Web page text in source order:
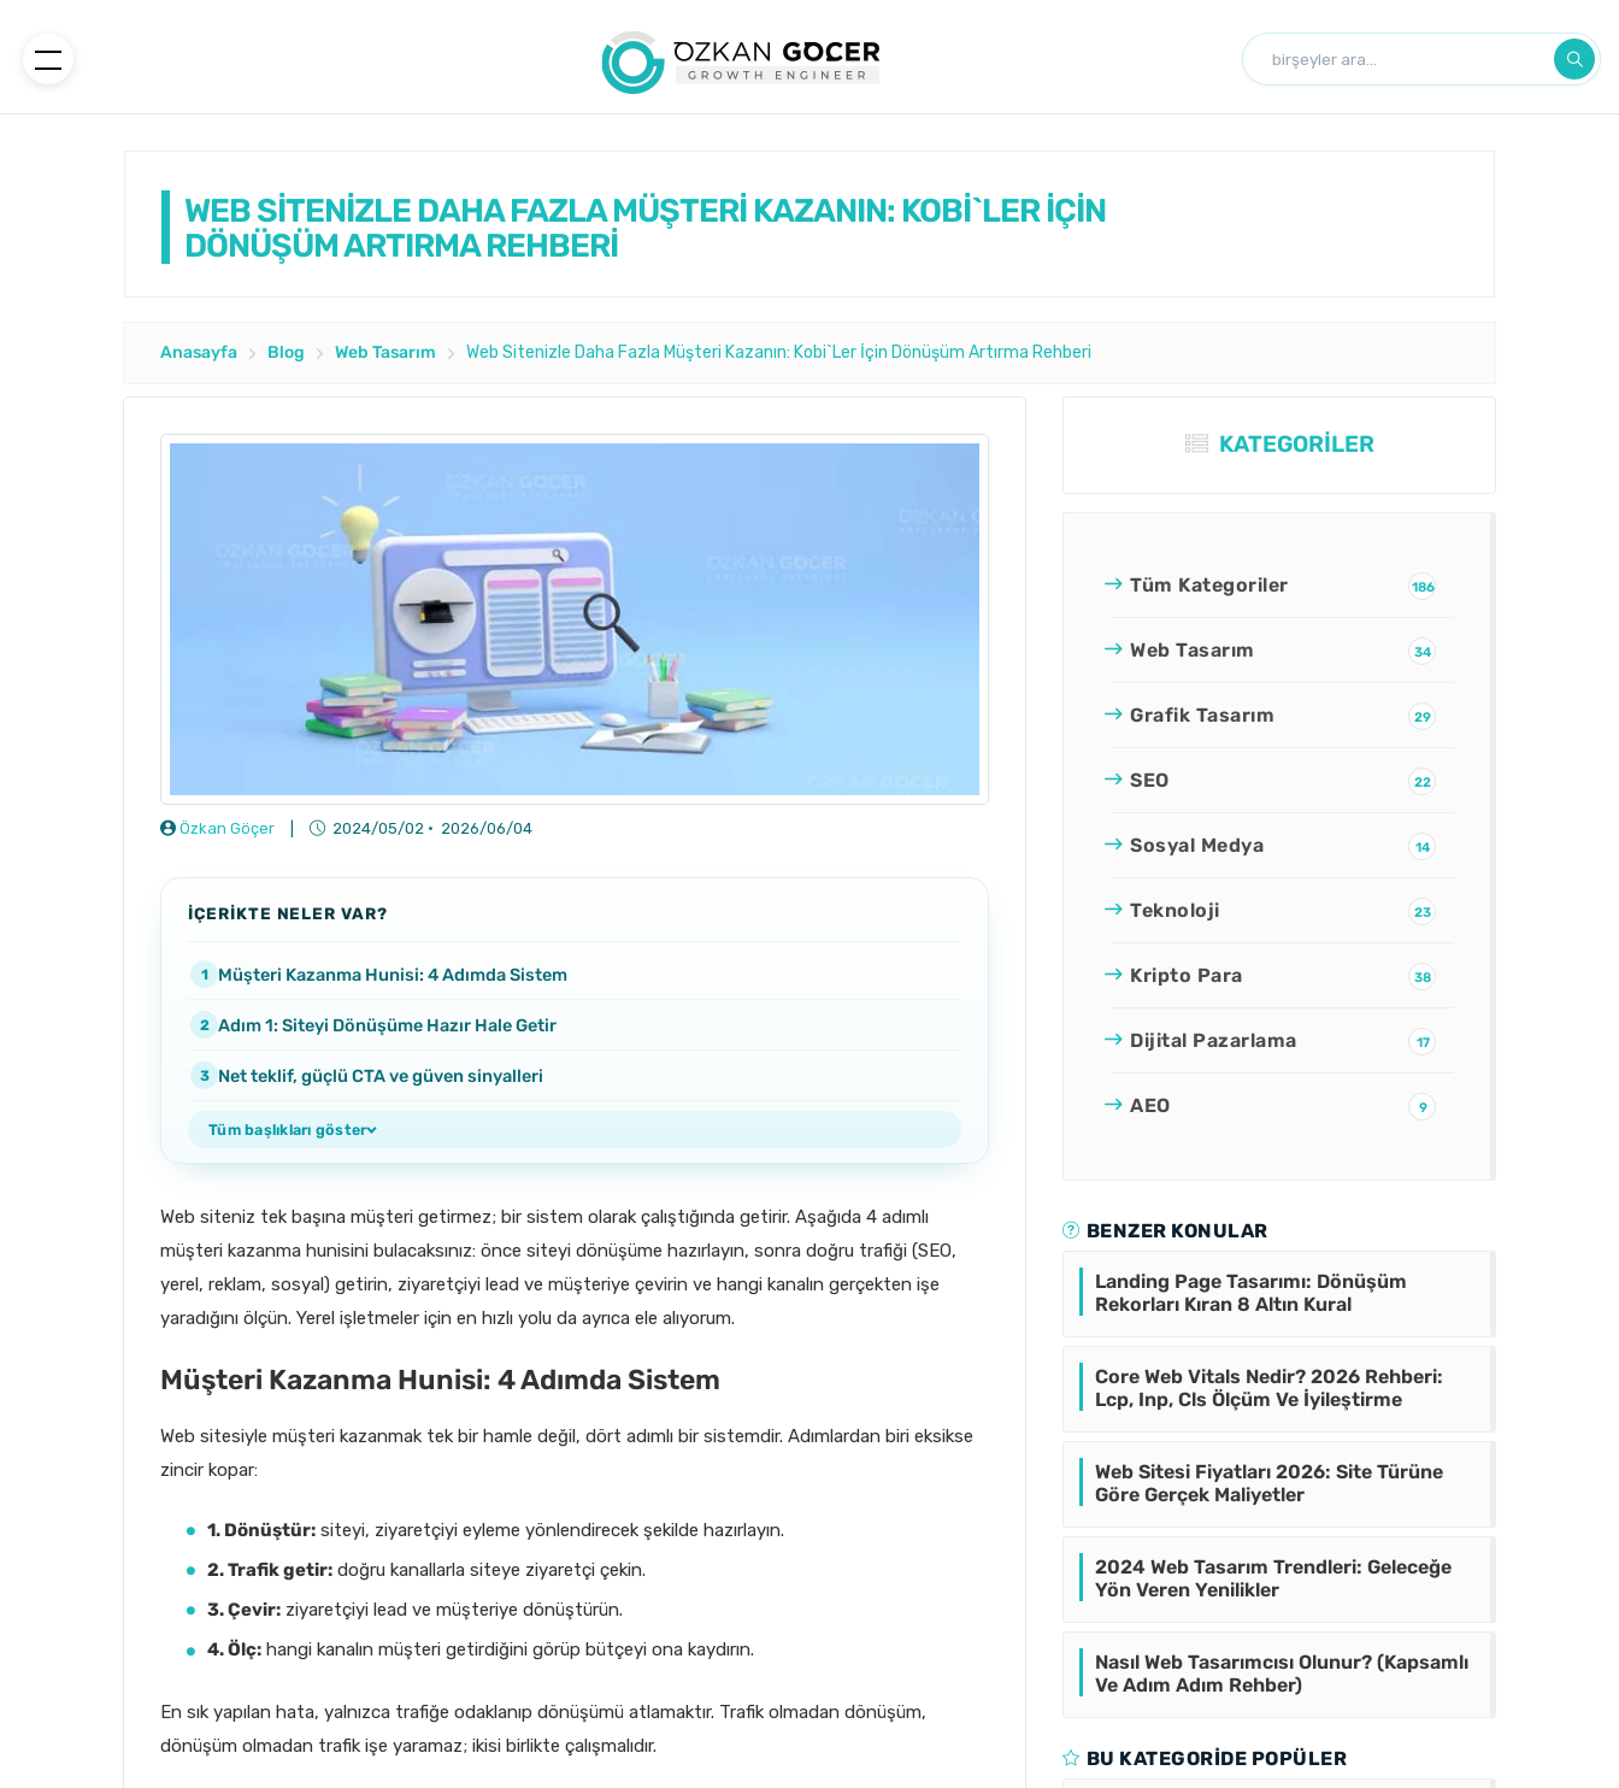
WEB SİTENİZLE DAHA FAZLA MÜŞTERİ KAZANIN: KOBİ`LER İÇİN
DÖNÜŞÜM ARTIRMA REHBERİ
Anasayfa Blog Web Tasarım Web Sitenizle Daha Fazla Müşteri Kazanın: Kobi`Ler İçin Dönüşüm Artırma Rehberi
Özkan Göçer 2024/05/02 · 2026/06/04
İÇERİKTE NELER VAR?
Müşteri Kazanma Hunisi: 4 Adımda Sistem
Adım 1: Siteyi Dönüşüme Hazır Hale Getir
Net teklif, güçlü CTA ve güven sinyalleri
Tüm başlıkları göster
Web siteniz tek başına müşteri getirmez; bir sistem olarak çalıştığında getirir. Aşağıda 4 adımlı
müşteri kazanma hunisini bulacaksınız: önce siteyi dönüşüme hazırlayın, sonra doğru trafiği (SEO,
yerel, reklam, sosyal) getirin, ziyaretçiyi lead ve müşteriye çevirin ve hangi kanalın gerçekten işe
yaradığını ölçün. Yerel işletmeler için en hızlı yolu da ayrıca ele alıyorum.
Müşteri Kazanma Hunisi: 4 Adımda Sistem
Web sitesiyle müşteri kazanmak tek bir hamle değil, dört adımlı bir sistemdir. Adımlardan biri eksikse
zincir kopar:
1. Dönüştür: siteyi, ziyaretçiyi eyleme yönlendirecek şekilde hazırlayın.
2. Trafik getir: doğru kanallarla siteye ziyaretçi çekin.
3. Çevir: ziyaretçiyi lead ve müşteriye dönüştürün.
4. Ölç: hangi kanalın müşteri getirdiğini görüp bütçeyi ona kaydırın.
En sık yapılan hata, yalnızca trafiğe odaklanıp dönüşümü atlamaktır. Trafik olmadan dönüşüm,
dönüşüm olmadan trafik işe yaramaz; ikisi birlikte çalışmalıdır.
KATEGORİLER
Tüm Kategoriler 186
Web Tasarım 34
Grafik Tasarım 29
SEO 22
Sosyal Medya 14
Teknoloji 23
Kripto Para 38
Dijital Pazarlama 17
AEO 9
BENZER KONULAR
Landing Page Tasarımı: Dönüşüm
Rekorları Kıran 8 Altın Kural
Core Web Vitals Nedir? 2026 Rehberi:
Lcp, Inp, Cls Ölçüm Ve İyileştirme
Web Sitesi Fiyatları 2026: Site Türüne
Göre Gerçek Maliyetler
2024 Web Tasarım Trendleri: Geleceğe
Yön Veren Yenilikler
Nasıl Web Tasarımcısı Olunur? (Kapsamlı
Ve Adım Adım Rehber)
BU KATEGORIDE POPÜLER